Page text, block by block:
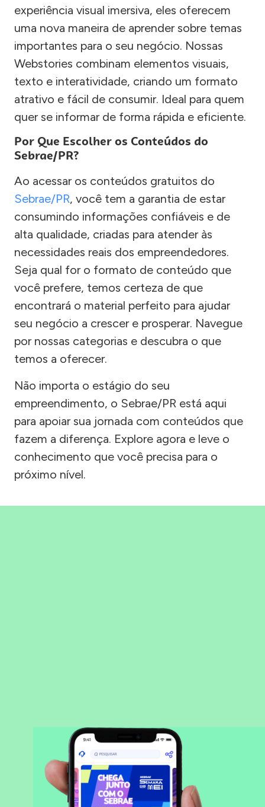
experiência visual imersiva, eles oferecem
uma nova maneira de aprender sobre temas
importantes para o seu negócio. Nossas
Webstories combinam elementos visuais,
texto e interatividade, criando um formato
atrativo e fácil de consumir. Ideal para quem
quer se informar de forma rápida e eficiente.
Por Que Escolher os Conteúdos do
Sebrae/PR?
Ao acessar os conteúdos gratuitos do
Sebrae/PR, você tem a garantia de estar
consumindo informações confiáveis e de
alta qualidade, criadas para atender às
necessidades reais dos empreendedores.
Seja qual for o formato de conteúdo que
você prefere, temos certeza de que
encontrará o material perfeito para ajudar
seu negócio a crescer e prosperar. Navegue
por nossas categorias e descubra o que
temos a oferecer.
Não importa o estágio do seu
empreendimento, o Sebrae/PR está aqui
para apoiar sua jornada com conteúdos que
fazem a diferença. Explore agora e leve o
conhecimento que você precisa para o
próximo nível.